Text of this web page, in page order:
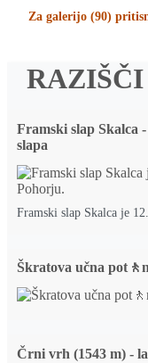
Za galerijo (90)
Framski slap Skalca
slapa
Framski slap Skalca je
Škratova učna
Črni vrh (1543 m) -